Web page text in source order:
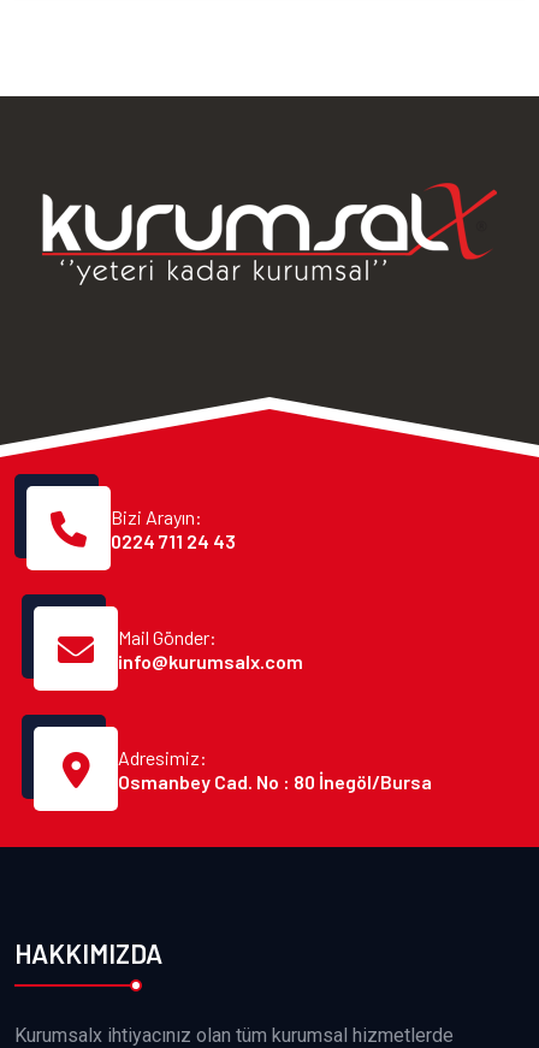
Bizi Arayın:
0224 711 24 43
Mail Gönder:
info@kurumsalx.com
Adresimiz:
Osmanbey Cad. No : 80 İnegöl/Bursa
HAKKIMIZDA
Kurumsalx ihtiyacınız olan tüm kurumsal hizmetlerde